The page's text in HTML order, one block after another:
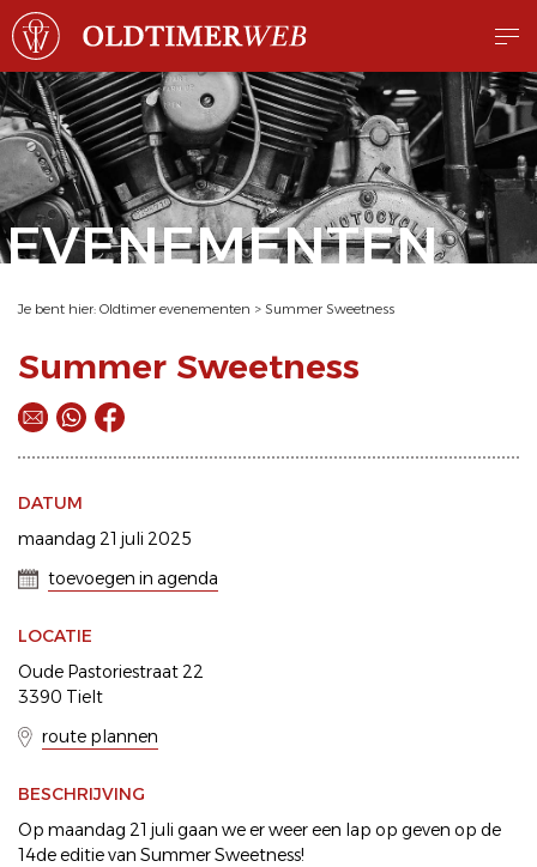
EVENEMENTEN
Je bent hier: Oldtimer evenementen > Summer Sweetness
Summer Sweetness
DATUM
maandag 21 juli 2025
toevoegen in agenda
LOCATIE
Oude Pastoriestraat 22
3390 Tielt
route plannen
BESCHRIJVING
Op maandag 21 juli gaan we er weer een lap op geven op de
14de editie van Summer Sweetness!